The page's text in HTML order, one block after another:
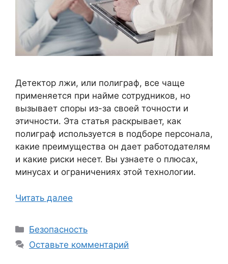
Детектор лжи, или полиграф, все чаще
применяется при найме сотрудников, но
вызывает споры из-за своей точности и
этичности. Эта статья раскрывает, как
полиграф используется в подборе персонала,
какие преимущества он дает работодателям
и какие риски несет. Вы узнаете о плюсах,
минусах и ограничениях этой технологии.
Читать далее
Рубрики
Безопасность
Оставьте комментарий